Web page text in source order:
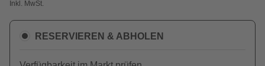
Inkl. MwSt.
RESERVIEREN & ABHOLEN